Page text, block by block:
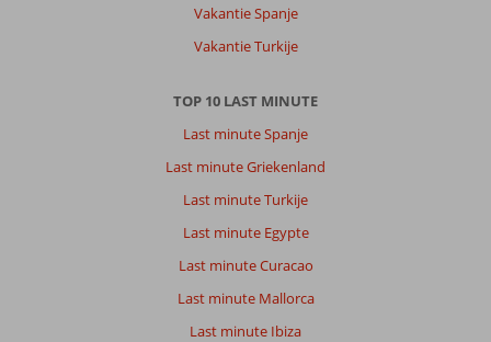
Vakantie Spanje
Vakantie Turkije
TOP 10 LAST MINUTE
Last minute Spanje
Last minute Griekenland
Last minute Turkije
Last minute Egypte
Last minute Curacao
Last minute Mallorca
Last minute Ibiza